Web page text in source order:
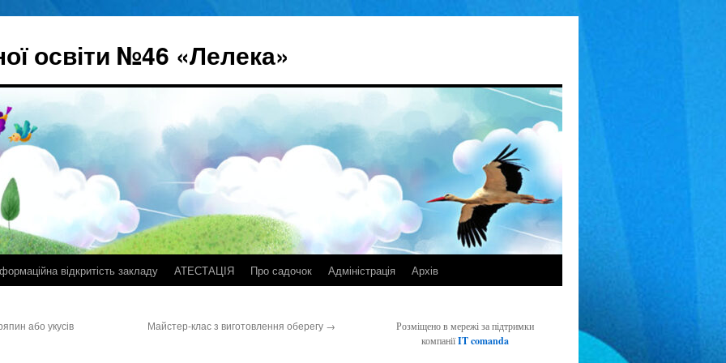
освіти №46 «Лелека»
відкритість закладу АТЕСТАЦІЯ Про садочок Адміністрація Архів
або укусів
Майстер-клас з виготовлення оберегу →
Розміщено в мережі за підтримки
компаніїIT comanda